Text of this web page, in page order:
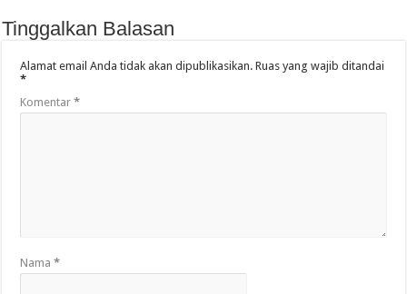
Tinggalkan Balasan
Alamat email Anda tidak akan dipublikasikan. Ruas yang wajib ditandai
*
Komentar*
Nama*